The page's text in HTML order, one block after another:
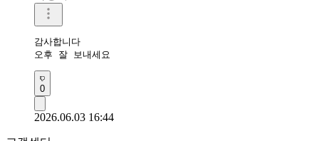
감사합니다
오후 잘 보내세요
0
2026.06.03 16:44